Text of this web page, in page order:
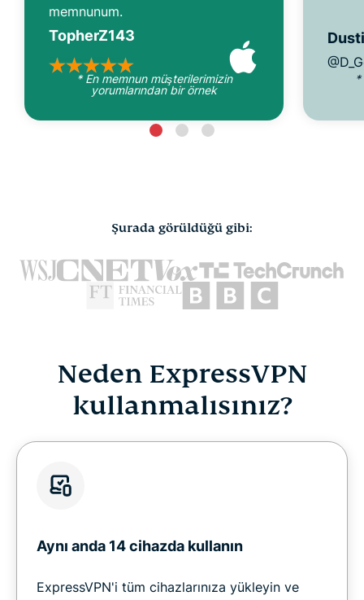
memnunum.
TopherZ143
* En memnun müşterilerimizin
yorumlarından bir örnek
*
Şurada görüldüğü gibi:
Neden ExpressVPN
kullanmalısınız?
Aynı anda 14 cihazda kullanın
ExpressVPN'i tüm cihazlarınıza yükleyin ve